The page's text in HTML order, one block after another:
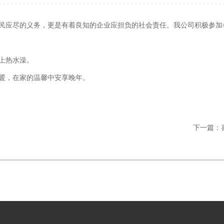
尽的义务，更是有着良知的企业应担负的社会责任。我公司积极参加
水澡。
在家的温馨中安享晚年。
下一篇：